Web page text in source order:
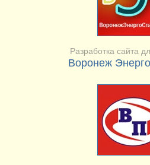
Разработка сайта
Воронеж